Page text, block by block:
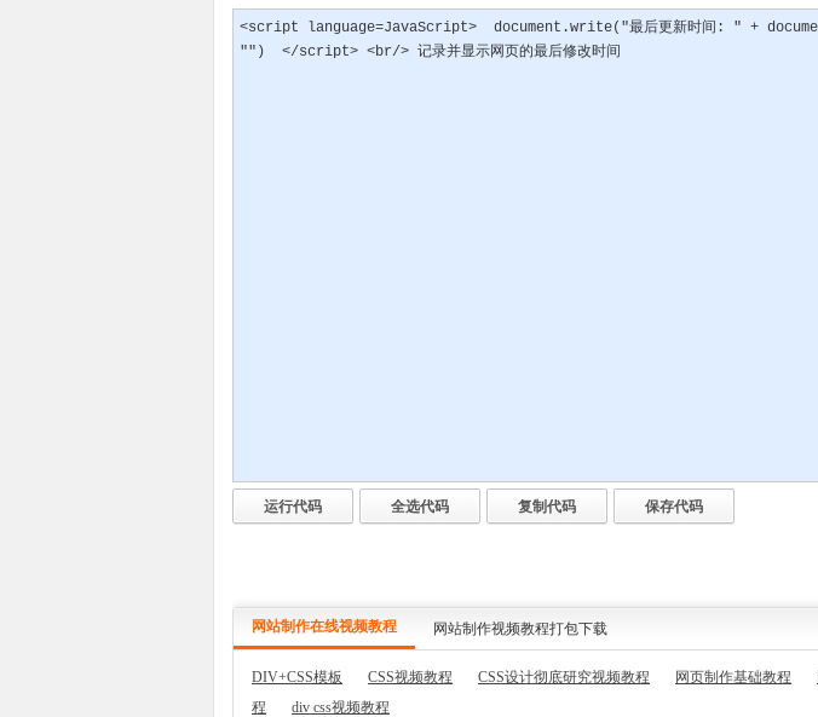
网站制作在线视频教程 网站制作视频教程打包下载
DIV+CSS模板 CSS视频教程 CSS设计彻底研究视频教程 网页制作基础教程
程
div css视频教程